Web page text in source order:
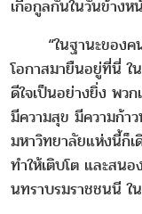
เกื้อกูลกันในวันข้างห
“ในฐานะของคน
โอกาสมายืนอยู่ที่นี่
ดีใจเป็นอย่างยิ่ง พว
มีความสุข มีความก้า
มหาวิทยาลัยแห่งนี้ก็เ
ทำให้เติบโต และสน
นทราบรมราชชนนี ใ